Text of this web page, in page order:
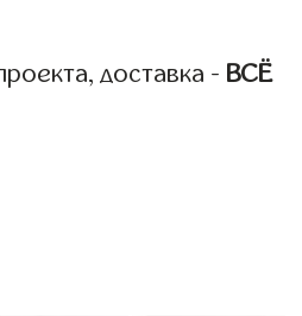
доставка - ВСЁ